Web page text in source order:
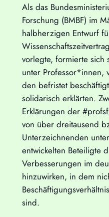
Als das
Forschung (BMBF) im
halbherzigen Entwurf
vorlegte, formierte sich
unter Professor*innen,
den befristet
solidarisch erklärten.
Erklärungen der
von über dreitausend
Unterzeichnenden
entwickelten Beteiligte
Verbesserungen im
hinzuwirken, in dem
sind.